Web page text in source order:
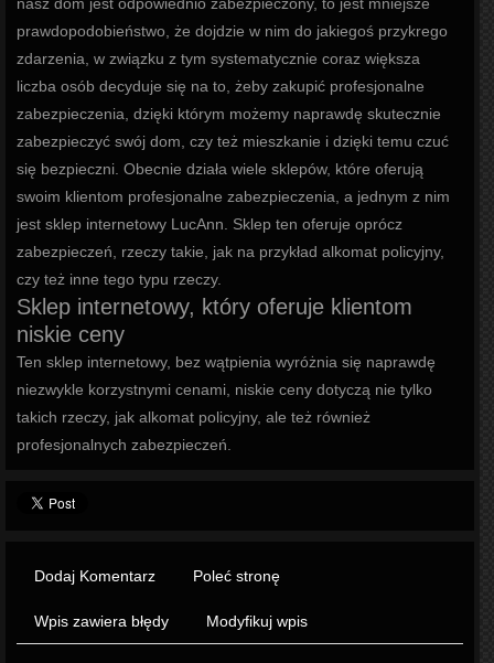
prawdopodobieństwo, że dojdzie w nim do jakiegoś przykrego
zdarzenia, w związku z tym systematycznie coraz większa
liczba osób decyduje się na to, żeby zakupić profesjonalne
zabezpieczenia, dzięki którym możemy naprawdę skutecznie
zabezpieczyć swój dom, czy też mieszkanie i dzięki temu czuć
się bezpieczni. Obecnie działa wiele sklepów, które oferują
swoim klientom profesjonalne zabezpieczenia, a jednym z nim
jest sklep internetowy LucAnn. Sklep ten oferuje oprócz
zabezpieczeń, rzeczy takie, jak na przykład alkomat policyjny,
czy też inne tego typu rzeczy.
Sklep internetowy, który oferuje klientom
niskie ceny
Ten sklep internetowy, bez wątpienia wyróżnia się naprawdę
niezwykle korzystnymi cenami, niskie ceny dotyczą nie tylko
takich rzeczy, jak alkomat policyjny, ale też również
profesjonalnych zabezpieczeń.
Dodaj Komentarz Poleć stronę
Wpis zawiera błędy Modyfikuj wpis